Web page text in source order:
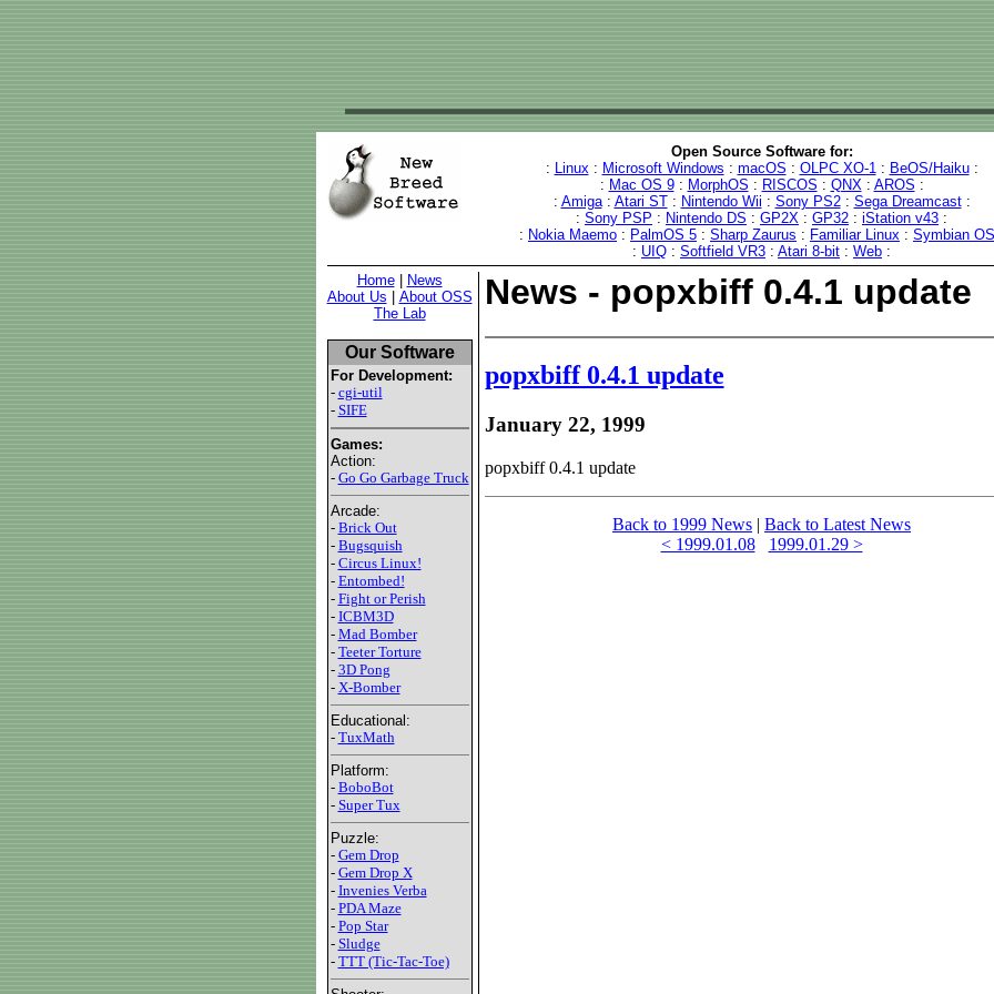
Open Source Software for:
: Linux: Microsoft Windows : macOS : OLPC XO-1: BeOS/Haiku:
: Mac OS 9: MorphOS : RISCOS : QNX: AROS :
: Amiga: Atari ST: Nintendo Wii : Sony PS2: Sega Dreamcast:
: Sony PSP : Nintendo DS : GP2X : GP32 : iStation v43 :
: Nokia Maemo : PalmOS 5 : Sharp Zaurus : Familiar Linux : Symbian OS
: UIQ : Softfield VR3 : Atari 8-bit : Web :
Home|
News
About Us
About OSS
The Lab
Our Software
For Development:
- cgi-util
- SIFE
Games:
Action:
- Go Go Garbage Truck
Arcade:
- Brick Out
- Bugsquish
- Circus Linux!
- Entombed!
- Fight or Perish
- ICBM3D
- Mad Bomber
- Teeter Torture
- 3D Pong
- X-Bomber
Educational:
- TuxMath
Platform:
- BoboBot
- Super Tux
Puzzle:
- Gem Drop
- Gem Drop X
- Invenies Verba
- PDA Maze
- Pop Star
- Sludge
- TTT (Tic-Tac-Toe)
News - popxbiff 0.4.1 update
popxbiff 0.4.1 update
January 22, 1999
popxbiff 0.4.1 update
Back to 1999 News | Back to Latest News
< 1999.01.08
1999.01.29 >